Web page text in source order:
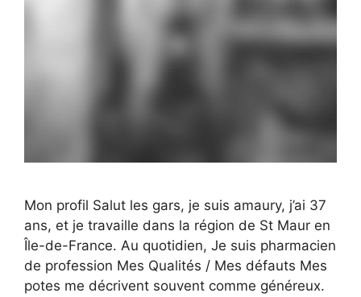
Mon profil Salut les gars, je suis amaury, j’ai 37
ans, et je travaille dans la région de St Maur en
Île-de-France. Au quotidien, Je suis pharmacien
de profession Mes Qualités / Mes défauts Mes
potes me décrivent souvent comme généreux.